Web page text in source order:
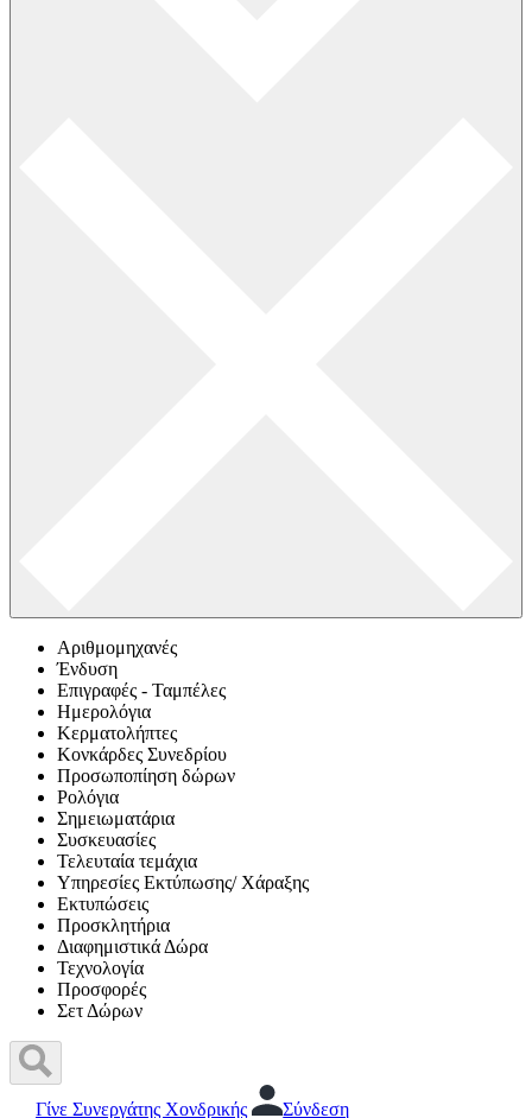
Αριθμομηχανές
Ένδυση
Επιγραφές - Ταμπέλες
Ημερολόγια
Κερματολήπτες
Κονκάρδες Συνεδρίου
Προσωποπίηση δώρων
Ρολόγια
Σημειωματάρια
Συσκευασίες
Τελευταία τεμάχια
Υπηρεσίες Εκτύπωσης/ Χάραξης
Εκτυπώσεις
Προσκλητήρια
Διαφημιστικά Δώρα
Τεχνολογία
Προσφορές
Σετ Δώρων
Γίνε Συνεργάτης Χονδρικής Σύνδεση